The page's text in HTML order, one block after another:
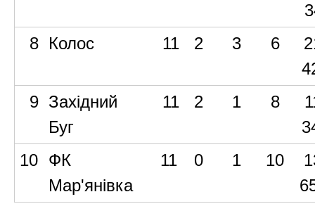
8 Колос 11 2 3 6
9 Західний
Буг
11 2 1 8
10 ФК
Мар'янівка
11 0 1 10